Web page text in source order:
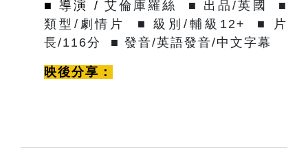
■ 導演 / 艾倫庫羅絲 ■ 出品/英國
■
類型/劇情片 ■ 級別/輔級12+ ■ 片
長/116分 ■ 發音/英語發音/中文字幕
映後分享：